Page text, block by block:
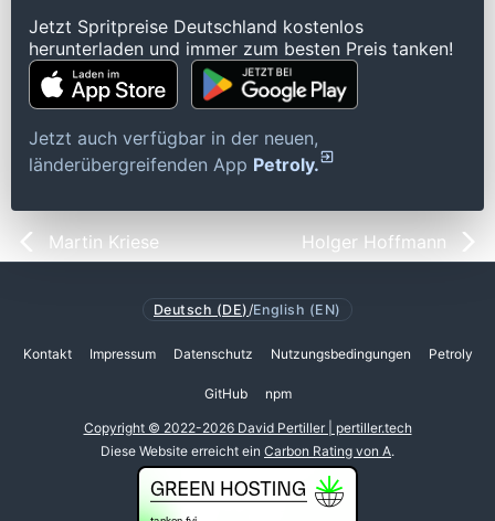
Jetzt Spritpreise Deutschland kostenlos
herunterladen und immer zum besten Preis tanken!
Jetzt auch verfügbar in der neuen,
länderübergreifenden App Petroly.
Martin Kriese Holger Hoffmann
Deutsch (DE) /English (EN)
Kontakt Impressum Datenschutz Nutzungsbedingungen Petroly
GitHub npm
Copyright © 2022-2026 David Pertiller | pertiller.tech
Diese Website erreicht ein Carbon Rating von A.